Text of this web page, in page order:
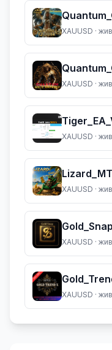
XAUUSD ·
XAUUSD ·
XAUUSD ·
XAUUSD ·
XAUUSD ·
XAUUSD ·